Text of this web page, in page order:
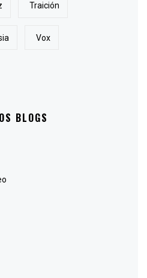
Traición
Vox
BLOGS